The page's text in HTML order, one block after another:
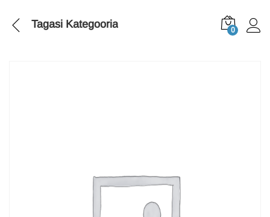
Tagasi Kategooria 0